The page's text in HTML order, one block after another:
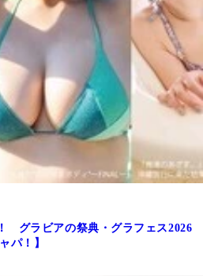
グラビアの祭典・グラフェス2026
パ！】